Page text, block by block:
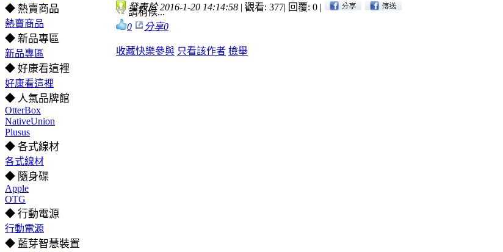
◆ 熱賣商品
熱賣商品
◆ 新品專區
新品專區
◆ 好康看這裡
好康看這裡
◆ 人氣品牌館
OtterBox
NativeUnion
Plusus
◆ 各式線材
各式線材
◆ 隨身碟
Apple
OTG
◆ 行動電源
行動電源
◆ 藍芽智慧裝置
發表於 2016-1-20 14:14:58 | 觀看: 377| 回覆: 0 |
請稍候...
0
分享0
收藏快樂參與 只看該作者 檢舉